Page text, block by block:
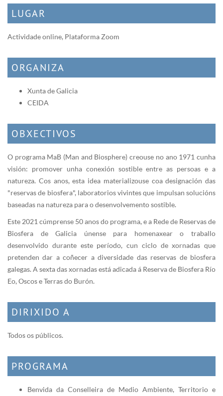
LUGAR
Actividade online, Plataforma Zoom
ORGANIZA
Xunta de Galicia
CEIDA
OBXECTIVOS
O programa MaB (Man and Biosphere) creouse no ano 1971 cunha
visión: promover unha conexión sostible entre as persoas e a
natureza. Cos anos, esta idea materializouse coa designación das
"reservas de biosfera", laboratorios vivintes que impulsan solucións
baseadas na natureza para o desenvolvemento sostible.
Este 2021 cúmprense 50 anos do programa, e a Rede de Reservas de
Biosfera de Galicia únense para homenaxear o traballo
desenvolvido durante este período, cun ciclo de xornadas que
pretenden dar a coñecer a diversidade das reservas de biosfera
galegas. A sexta das xornadas está adicada á Reserva de Biosfera Río
Eo, Oscos e Terras do Burón.
DIRIXIDO A
Todos os públicos.
PROGRAMA
Benvida da Conselleira de Medio Ambiente, Territorio e